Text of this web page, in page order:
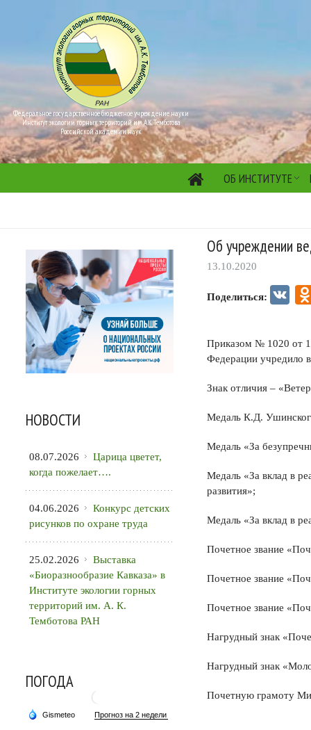
Федеральное государственное бюджетное учреждение науки
Институт экологии горных территорий им. А.К. Темботова
Российской академии наук
ОБ ИНСТИТУТЕ
Об учреждении
13.10.2020
Поделиться: VK
Приказом № 1020 от
Федерации учредило
Знак отличия –
Медаль К.Д.
Медаль «За
Медаль «За вклад в
развития»;
Медаль «За вклад в
Почетное звание
Почетное звание
Почетное звание
Нагрудный знак
Нагрудный знак
Почетную грамоту
НОВОСТИ
08.07.2026
Царица цветет,
когда пожелает….
04.06.2026
Конкурс детских
рисунков по охране труда
25.02.2026
Выставка
«Биоразнообразие Кавказа» в
Институте экологии горных
территорий им. А. К.
Темботова РАН
ПОГОДА